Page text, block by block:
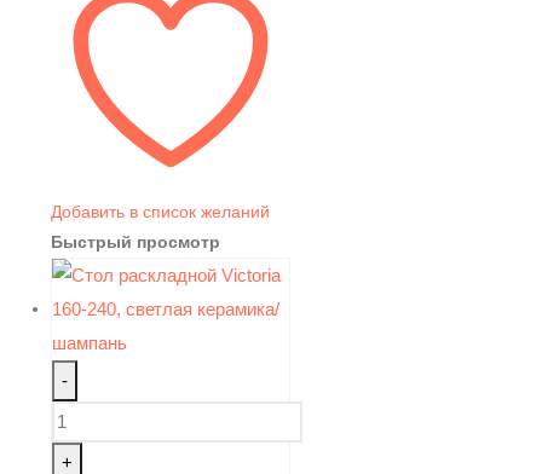
Добавить в список желаний
Быстрый просмотр
-
+